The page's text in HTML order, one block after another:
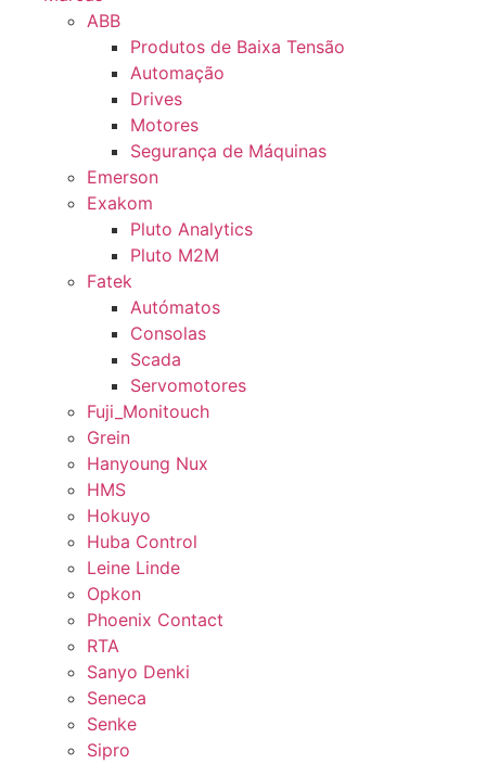
ABB
Produtos de Baixa Tensão
Automação
Drives
Motores
Segurança de Máquinas
Emerson
Exakom
Pluto Analytics
Pluto M2M
Fatek
Autómatos
Consolas
Scada
Servomotores
Fuji_Monitouch
Grein
Hanyoung Nux
HMS
Hokuyo
Huba Control
Leine Linde
Opkon
Phoenix Contact
RTA
Sanyo Denki
Seneca
Senke
Sipro